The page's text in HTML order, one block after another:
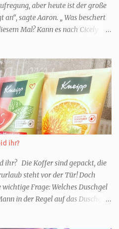
aber heute ist der große
sagte Aaron. „ Was beschert
Mal? Kann es nach Cicely
Autor/in: Mhairi McFarlane Titel
2026 ISBN:
Taschenbuch Serie: - Preis:
Dank ihres Podcast hat Bel das
Zeitung zu arbeiten.
in der winzige. Zweigstelle den
sie Connor als
sich so gar nicht. Ausgerechnet
ihr?
ihr? Die Koffer sind gepackt, die
steht vor der Tür! Doch
Frage: Welches Duschgel
in der Regel auf das Duschgel